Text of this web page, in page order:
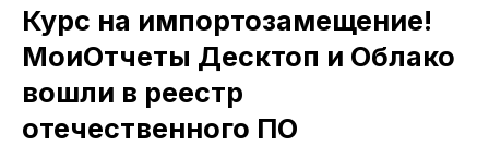
Курс на импортозамещение!
МоиОтчеты Десктоп и Облако
вошли в реестр
отечественного ПО